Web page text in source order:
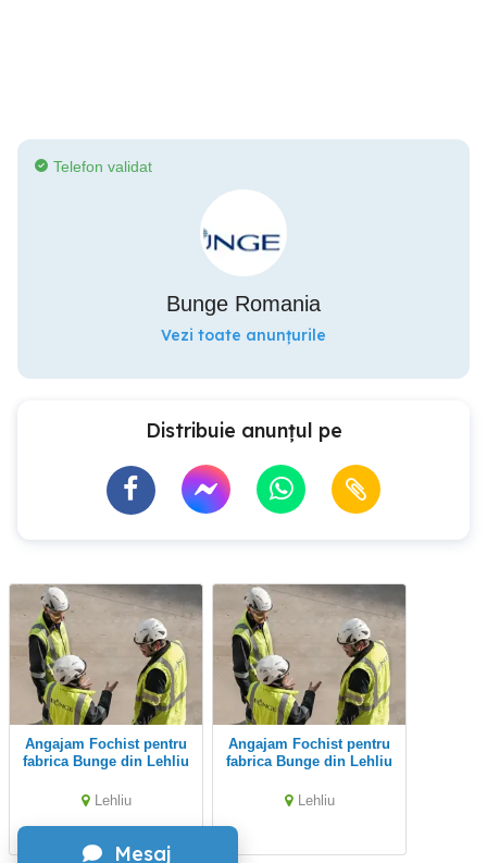
Mesaj
Telefon validat
Bunge Romania
Vezi toate anunțurile
Distribuie anunțul pe
Angajam Fochist pentru
fabrica Bunge din Lehliu
Lehliu
Angajam Fochist pentru
fabrica Bunge din Lehliu
Lehliu